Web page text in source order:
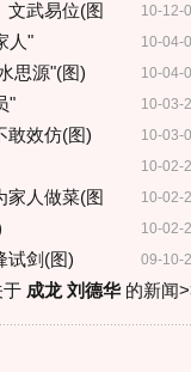
10-12-
文武易位(图
10-04-
人"
10-04-
思源"(图)
10-03-
"
10-03-
敢效仿(图)
10-02-
10-02-
家人做菜(图
10-02-
09-10-
试剑(图)
于 成龙 刘德华的新闻